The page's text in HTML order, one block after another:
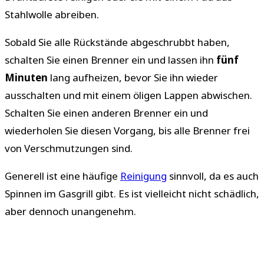
Stahlwolle abreiben.
Sobald Sie alle Rückstände abgeschrubbt haben,
schalten Sie einen Brenner ein und lassen ihn fünf
Minuten lang aufheizen, bevor Sie ihn wieder
ausschalten und mit einem öligen Lappen abwischen.
Schalten Sie einen anderen Brenner ein und
wiederholen Sie diesen Vorgang, bis alle Brenner frei
von Verschmutzungen sind.
Generell ist eine häufige Reinigung sinnvoll, da es auch
Spinnen im Gasgrill gibt. Es ist vielleicht nicht schädlich,
aber dennoch unangenehm.